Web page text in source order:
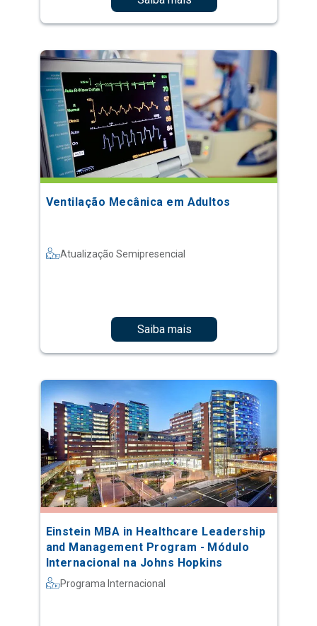
Ventilação Mecânica em Adultos
Atualização Semipresencial
Saiba mais
Einstein MBA in Healthcare Leadership
and Management Program - Módulo
Internacional na Johns Hopkins
Programa Internacional